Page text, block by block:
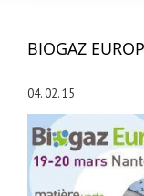
BIOGAZ
04. 02. 15